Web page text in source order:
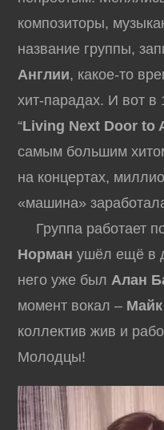
композиторы,
название группы,
Англии, какое-то
хит-парадах. И вот в
“Living Next Door to
самым большим
на концертах,
«машина»
Группа работает
Норман ушёл ещё в
него уже былАлан
момент вокал –
коллектив жив и
Молодцы!